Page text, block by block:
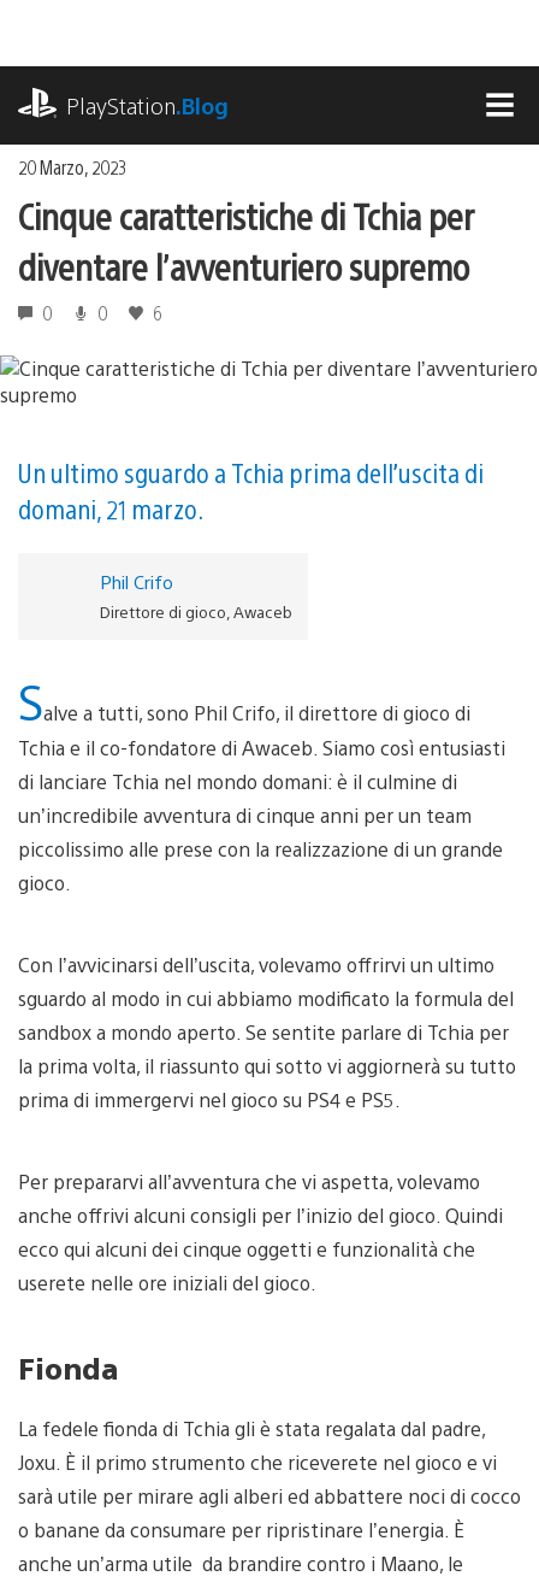
contenuto
PlayStation.Blog
20 Marzo, 2023
Cinque caratteristiche di Tchia per
diventare l’avventuriero supremo
0 0 6
Un ultimo sguardo a Tchia prima dell’uscita di
domani, 21 marzo.
Phil Crifo
Direttore di gioco, Awaceb
Salve a tutti, sono Phil Crifo, il direttore di gioco di
Tchia e il co-fondatore di Awaceb. Siamo così entusiasti
di lanciare Tchia nel mondo domani: è il culmine di
un’incredibile avventura di cinque anni per un team
piccolissimo alle prese con la realizzazione di un grande
gioco.
Con l’avvicinarsi dell’uscita, volevamo offrirvi un ultimo
sguardo al modo in cui abbiamo modificato la formula del
sandbox a mondo aperto. Se sentite parlare di Tchia per
la prima volta, il riassunto qui sotto vi aggiornerà su tutto
prima di immergervi nel gioco su PS4 e PS5.
Per prepararvi all’avventura che vi aspetta, volevamo
anche offrivi alcuni consigli per l’inizio del gioco. Quindi
ecco qui alcuni dei cinque oggetti e funzionalità che
userete nelle ore iniziali del gioco.
Fionda
La fedele fionda di Tchia gli è stata regalata dal padre,
Joxu. È il primo strumento che riceverete nel gioco e vi
sarà utile per mirare agli alberi ed abbattere noci di cocco
o banane da consumare per ripristinare l’energia. È
anche un’arma utile da brandire contro i Maano, le